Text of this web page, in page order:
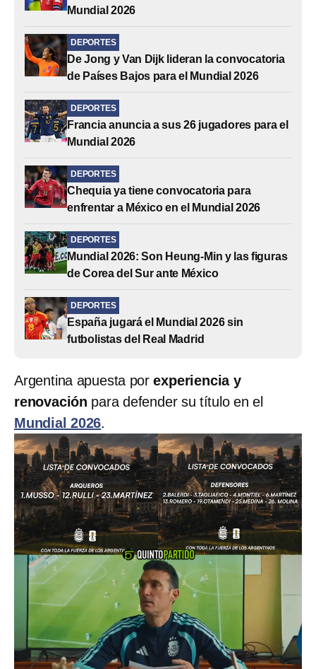
Mundial 2026
DEPORTES
De Jong y Van Dijk lideran la convocatoria
de Países Bajos para el Mundial 2026
DEPORTES
Francia anuncia a sus 26 jugadores para el
Mundial 2026
DEPORTES
Chequia ya tiene convocatoria para
enfrentar a México en el Mundial 2026
DEPORTES
Mundial 2026: Son Heung-Min y las figuras
de Corea del Sur ante México
DEPORTES
España jugará el Mundial 2026 sin
futbolistas del Real Madrid
Argentina apuesta porexperiencia y
renovación para defender su título en el
Mundial 2026.